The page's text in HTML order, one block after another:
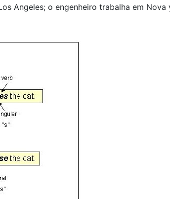
Angeles; o engenheiro trabalha em Nova